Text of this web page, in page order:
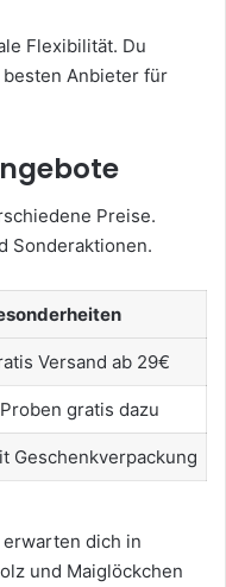
Flexibilität. Du
Anbieter für
Preise.
Sonderaktionen.
Versand ab 29€
gratis dazu
Geschenkverpackung
dich in
und Maiglöckchen